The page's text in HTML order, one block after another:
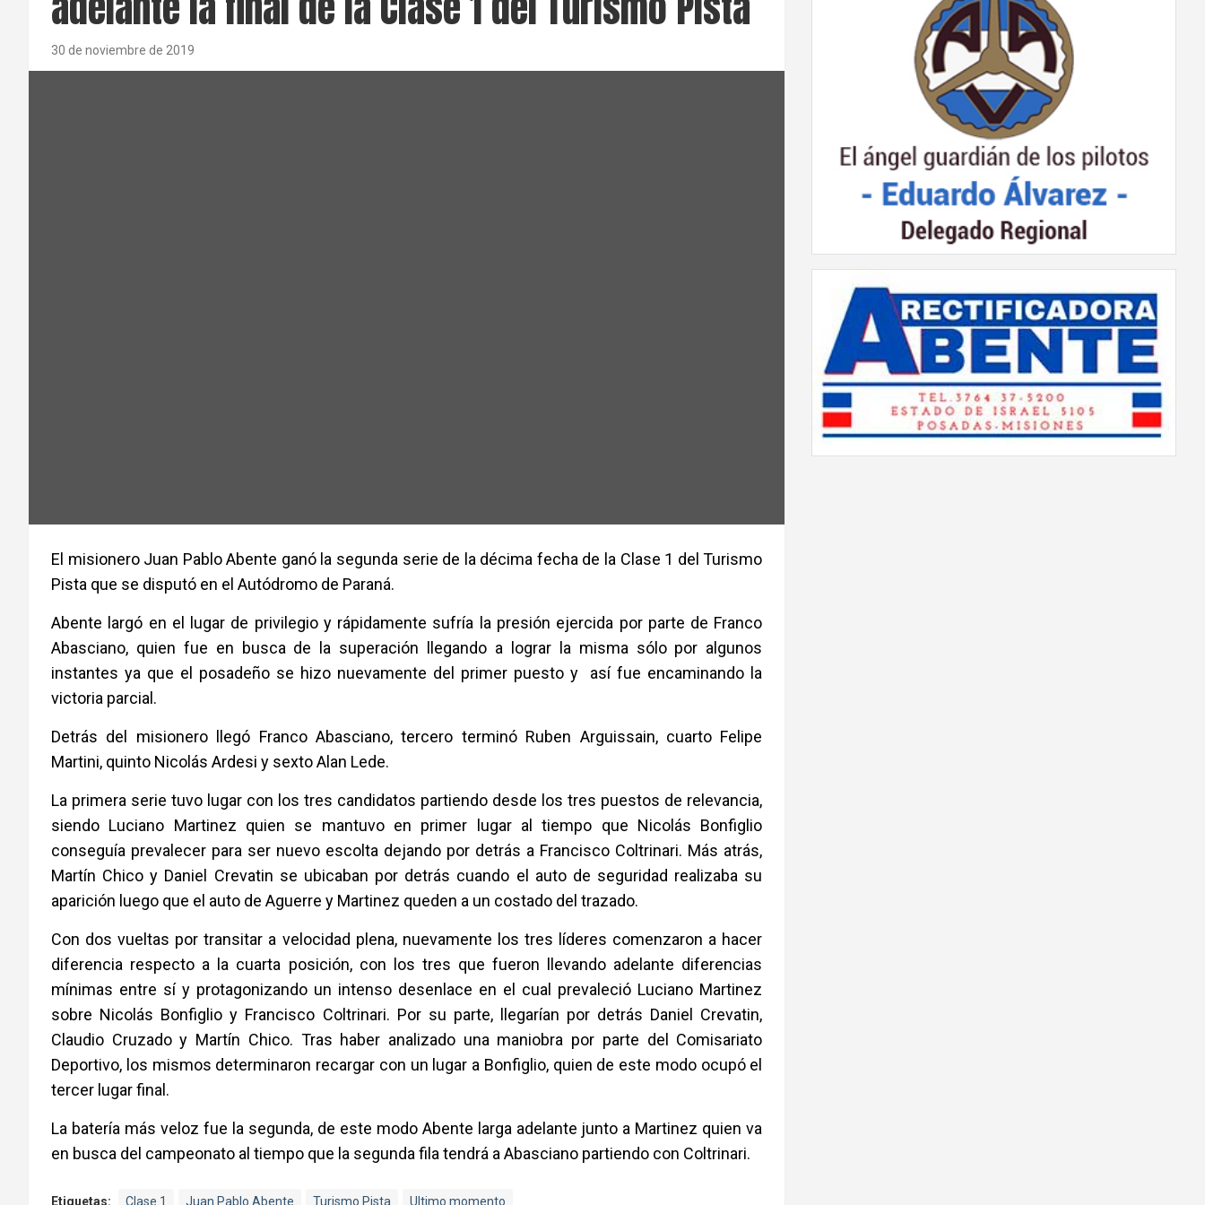
30 de noviembre de 2019
El misionero Juan Pablo Abente ganó la segunda serie de la décima fecha de la Clase 1 del Turismo
Pista que se disputó en el Autódromo de Paraná.
Abente largó en el lugar de privilegio y rápidamente sufría la presión ejercida por parte de Franco
Abasciano, quien fue en busca de la superación llegando a lograr la misma sólo por algunos
instantes ya que el posadeño se hizo nuevamente del primer puesto y así fue encaminando la
victoria parcial.
Detrás del misionero llegó Franco Abasciano, tercero terminó Ruben Arguissain, cuarto Felipe
Martini, quinto Nicolás Ardesi y sexto Alan Lede.
La primera serie tuvo lugar con los tres candidatos partiendo desde los tres puestos de relevancia,
siendo Luciano Martinez quien se mantuvo en primer lugar al tiempo que Nicolás Bonfiglio
conseguía prevalecer para ser nuevo escolta dejando por detrás a Francisco Coltrinari. Más atrás,
Martín Chico y Daniel Crevatin se ubicaban por detrás cuando el auto de seguridad realizaba su
aparición luego que el auto de Aguerre y Martinez queden a un costado del trazado.
Con dos vueltas por transitar a velocidad plena, nuevamente los tres líderes comenzaron a hacer
diferencia respecto a la cuarta posición, con los tres que fueron llevando adelante diferencias
mínimas entre sí y protagonizando un intenso desenlace en el cual prevaleció Luciano Martinez
sobre Nicolás Bonfiglio y Francisco Coltrinari. Por su parte, llegarían por detrás Daniel Crevatin,
Claudio Cruzado y Martín Chico. Tras haber analizado una maniobra por parte del Comisariato
Deportivo, los mismos determinaron recargar con un lugar a Bonfiglio, quien de este modo ocupó el
tercer lugar final.
La batería más veloz fue la segunda, de este modo Abente larga adelante junto a Martinez quien va
en busca del campeonato al tiempo que la segunda fila tendrá a Abasciano partiendo con Coltrinari.
Etiquetas: Clase 1 Juan Pablo Abente Turismo Pista Ultimo momento